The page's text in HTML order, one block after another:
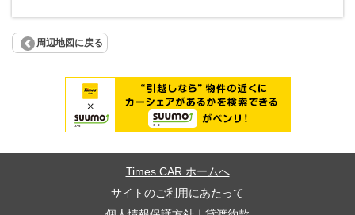
周辺地図に戻る
Times CAR ホームへ
サイトのご利用にあたって